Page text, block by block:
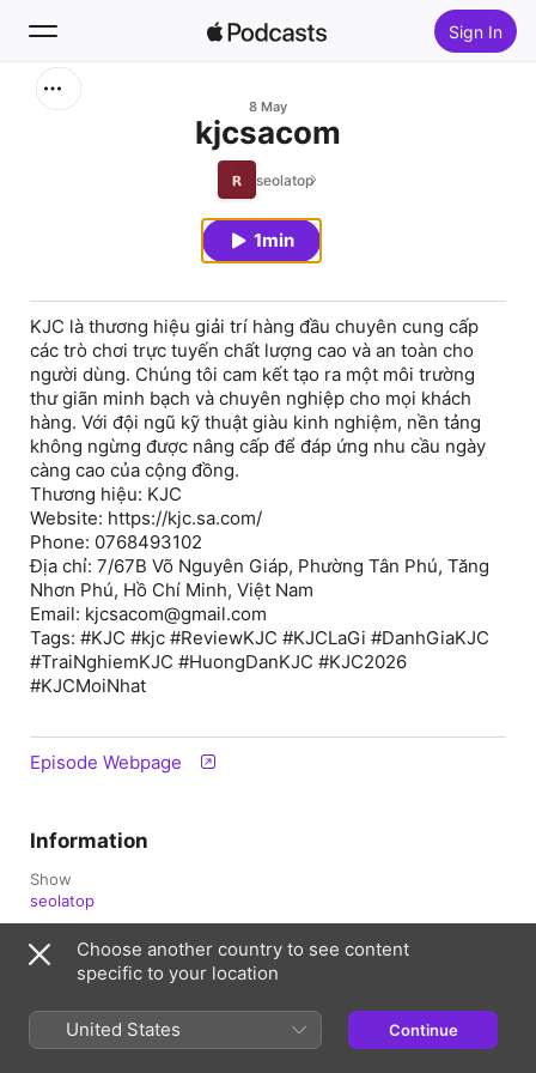
Sign In
8 May
kjcsacom
seolatop
1min
KJC là thương hiệu giải trí hàng đầu chuyên cung cấp
các trò chơi trực tuyến chất lượng cao và an toàn cho
người dùng. Chúng tôi cam kết tạo ra một môi trường
thư giãn minh bạch và chuyên nghiệp cho mọi khách
hàng. Với đội ngũ kỹ thuật giàu kinh nghiệm, nền tảng
không ngừng được nâng cấp để đáp ứng nhu cầu ngày
càng cao của cộng đồng.
Thương hiệu: KJC
Website: https://kjc.sa.com/
Phone: 0768493102
Địa chỉ: 7/67B Võ Nguyên Giáp, Phường Tân Phú, Tăng
Nhơn Phú, Hồ Chí Minh, Việt Nam
Email: kjcsacom@gmail.com
Tags: #KJC #kjc #ReviewKJC #KJCLaGi #DanhGiaKJC
#TraiNghiemKJC #HuongDanKJC #KJC2026
#KJCMoiNhat
Episode Webpage
Information
Show
seolatop
Published
8 May 2026 at 17:00 UTC
Tonga
Choose another country to see content
specific to your location
United States Continue